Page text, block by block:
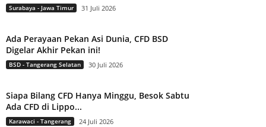
Surabaya - Jawa Timur 31 Juli 2026
Ada Perayaan Pekan Asi Dunia, CFD BSD
Digelar Akhir Pekan ini!
BSD - Tangerang Selatan 30 Juli 2026
Siapa Bilang CFD Hanya Minggu, Besok Sabtu
Ada CFD di Lippo...
Karawaci - Tangerang 24 Juli 2026